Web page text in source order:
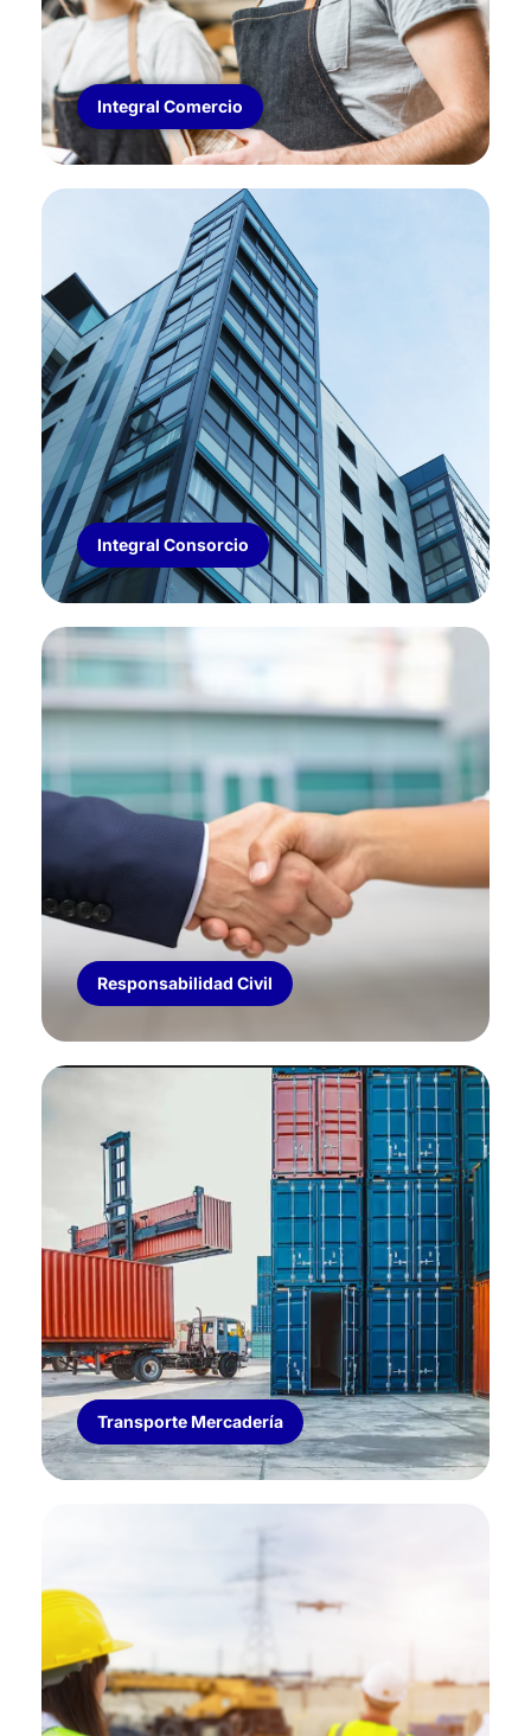
Responsabilidad Civil. Adicionales de Granizo,
Terremoto y Remoción de Escombros
Integral Comercio
INTEGRAL PARA CONSORCIO
Cobertura de Incendio, Robo, Cristales.
Responsabilidad Civil. Adicionales: Adicionales
de Granizo, Terremoto y Remoción de
Escombros
Integral Consorcio
RESPONSABILIDAD CIVIL
Cobertura para eventos, espectáculos,
comercios e industrias.
Responsabilidad Civil
TRANSPORTE DE MERCADERíA
Cobertura de perdida y averías para las
mercaderías transportada. Adicional robo
Transporte Mercadería
SEGURO TÉCNICO